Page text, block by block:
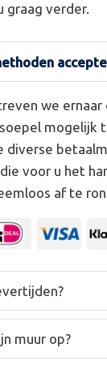
graag verder.
we ernaar
mogelijk
diverse
voor u het
af te
muur op?